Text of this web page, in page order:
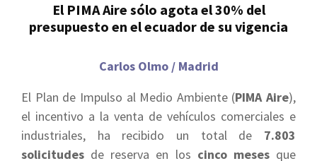
El PIMA Aire sólo agota el 30% del
presupuesto en el ecuador de su vigencia
Carlos Olmo / Madrid
El Plan de Impulso al Medio Ambiente (PIMA Aire),
el incentivo a la venta de vehículos comerciales e
industriales, ha recibido un total de 7.803
solicitudes de reserva en los cinco mesesque